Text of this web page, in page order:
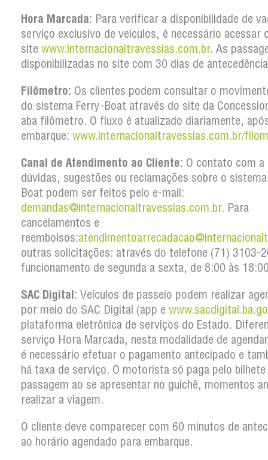
Hora Marcada: Para verificar a disponibilidade de
serviço exclusivo de veículos, é necessário acessar
site www.internacionaltravessias.com.br. As
disponibilizadas no site com 30 dias de
Filômetro: Os clientes podem consultar o
do sistema Ferry-Boat através do site da
aba filômetro. O fluxo é atualizado diariamente,
embarque: www.internacionaltravessias.com.br/
Canal de Atendimento ao Cliente: O contato com a
dúvidas, sugestões ou reclamações sobre o
Boat podem ser feitos pelo e-mail:
demandas@internacionaltravessias.com.br. Para
cancelamentos e
reembolsos:
outras solicitações: através do telefone (71) 3103-
funcionamento de segunda a sexta, de 8:00 às
SAC Digital: Veículos de passeio podem realizar
por meio do SAC Digital (app e
plataforma eletrônica de serviços do Estado.
serviço Hora Marcada, nesta modalidade de
é necessário efetuar o pagamento antecipado e
há taxa de serviço. O motorista só paga pelo bilhete
passagem ao se apresentar no guichê, momentos
realizar a viagem.
O cliente deve comparecer com 60 minutos de
ao horário agendado para embarque.